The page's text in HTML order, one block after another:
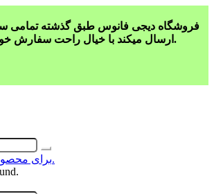
فروشگاه دیجی فانوس طبق گذشته تمامی
ارسال میکند با خیال راحت سفارش خود را ثبت کنید.
برای محصولات بیشتر کلیک کنید.